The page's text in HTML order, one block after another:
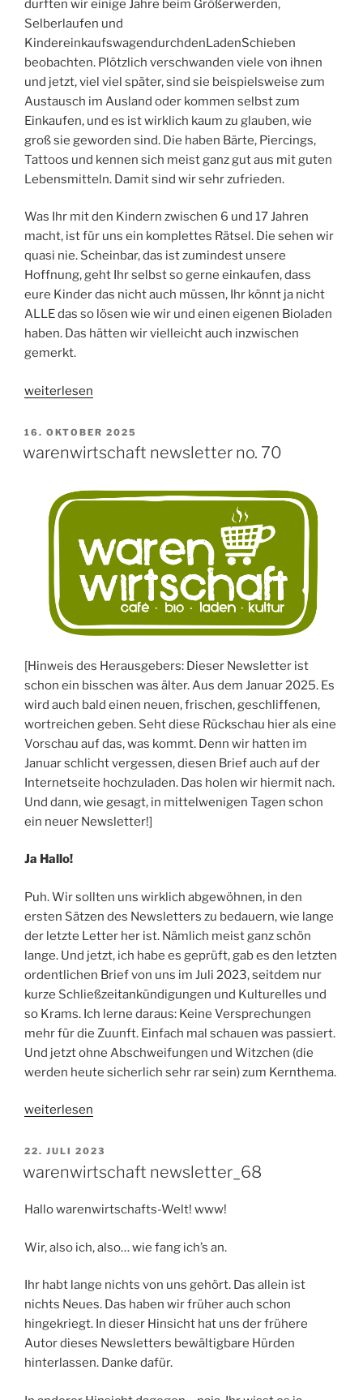
durften wir einige Jahre beim Größerwerden,
Selberlaufen und
KindereinkaufswagendurchdenLadenSchieben
beobachten. Plötzlich verschwanden viele von ihnen
und jetzt, viel viel später, sind sie beispielsweise zum
Austausch im Ausland oder kommen selbst zum
Einkaufen, und es ist wirklich kaum zu glauben, wie
groß sie geworden sind. Die haben Bärte, Piercings,
Tattoos und kennen sich meist ganz gut aus mit guten
Lebensmitteln. Damit sind wir sehr zufrieden.
Was Ihr mit den Kindern zwischen 6 und 17 Jahren
macht, ist für uns ein komplettes Rätsel. Die sehen wir
quasi nie. Scheinbar, das ist zumindest unsere
Hoffnung, geht Ihr selbst so gerne einkaufen, dass
eure Kinder das nicht auch müssen, Ihr könnt ja nicht
ALLE das so lösen wie wir und einen eigenen Bioladen
haben. Das hätten wir vielleicht auch inzwischen
gemerkt.
„warenwirtschaft
no.
71“
weiterlesen
VERÖFFENTLICHT
16. OKTOBER 2025
warenwirtschaft newsletter no. 70
[Hinweis des Herausgebers: Dieser Newsletter ist
schon ein bisschen was älter. Aus dem Januar 2025. Es
wird auch bald einen neuen, frischen, geschliffenen,
wortreichen geben. Seht diese Rückschau hier als eine
Vorschau auf das, was kommt. Denn wir hatten im
Januar schlicht vergessen, diesen Brief auch auf der
Internetseite hochzuladen. Das holen wir hiermit nach.
Und dann, wie gesagt, in mittelwenigen Tagen schon
ein neuer Newsletter!]
Ja Hallo!
Puh. Wir sollten uns wirklich abgewöhnen, in den
ersten Sätzen des Newsletters zu bedauern, wie lange
der letzte Letter her ist. Nämlich meist ganz schön
lange. Und jetzt, ich habe es geprüft, gab es den letzten
ordentlichen Brief von uns im Juli 2023, seitdem nur
kurze Schließzeitankündigungen und Kulturelles und
so Krams. Ich lerne daraus: Keine Versprechungen
mehr für die Zuunft. Einfach mal schauen was passiert.
Und jetzt ohne Abschweifungen und Witzchen (die
werden heute sicherlich sehr rar sein) zum Kernthema.
„warenwirtschaft
no.
70“
weiterlesen
VERÖFFENTLICHT
22. JULI 2023
warenwirtschaft newsletter_68
Hallo warenwirtschafts-Welt! www!
Wir, also ich, also… wie fang ich’s an.
Ihr habt lange nichts von uns gehört. Das allein ist
nichts Neues. Das haben wir früher auch schon
hingekriegt. In dieser Hinsicht hat uns der frühere
Autor dieses Newsletters bewältigbare Hürden
hinterlassen. Danke dafür.